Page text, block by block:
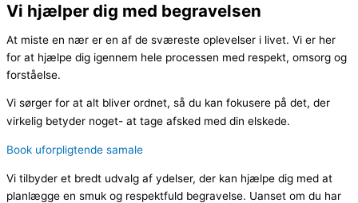
Vi hjælper dig med begravelsen
At miste en nær er en af de sværeste oplevelser i livet. Vi er her
for at hjælpe dig igennem hele processen med respekt, omsorg og
forståelse.
Vi sørger for at alt bliver ordnet, så du kan fokusere på det, der
virkelig betyder noget- at tage afsked med din elskede.
Book uforpligtende samale
Vi tilbyder et bredt udvalg af ydelser, der kan hjælpe dig med at
planlægge en smuk og respektfuld begravelse. Uanset om du har